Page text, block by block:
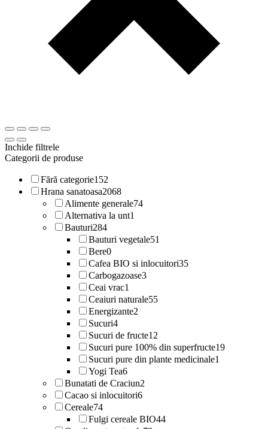
Inchide filtrele
Categorii de produse
Fără categorie152
Hrana sanatoasa2068
Alimente generale74
Alternativa la unt1
Bauturi284
Bauturi vegetale51
Bere0
Cafea BIO si inlocuitori35
Carbogazoase3
Ceai vrac1
Ceaiuri naturale55
Energizante2
Sucuri4
Sucuri de fructe12
Sucuri pure 100% din superfructe19
Sucuri pure din plante medicinale1
Yogi Tea6
Bunatati de Craciun2
Cacao si inlocuitori6
Cereale74
Fulgi cereale BIO44